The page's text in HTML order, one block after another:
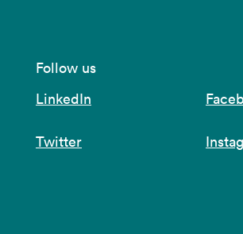
Follow us
LinkedIn
Twitter